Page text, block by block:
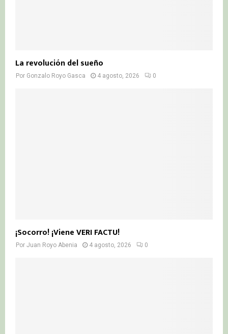
La revolución del sueño
Por Gonzalo Royo Gasca 4 agosto, 2026 0
¡Socorro! ¡Viene VERI FACTU!
Por Juan Royo Abenia 4 agosto, 2026 0